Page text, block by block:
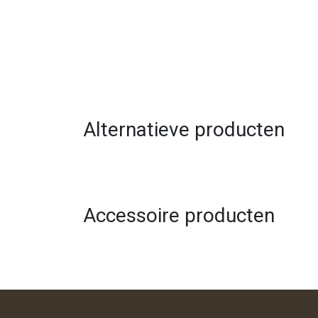
Alternatieve producten
Accessoire producten